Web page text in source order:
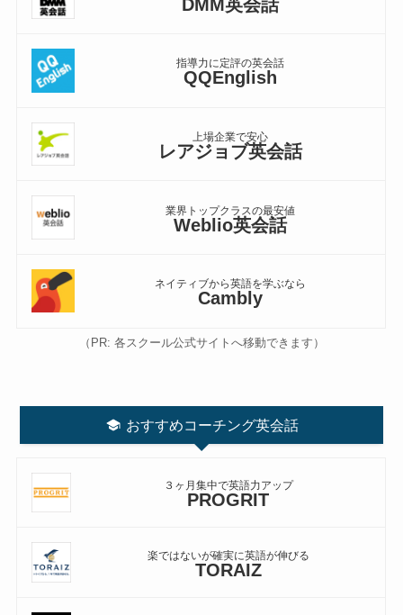
DMM英会話
指導力に定評の英会話
QQEnglish
上場企業で安心
レアジョブ英会話
業界トップクラスの最安値
Weblio英会話
ネイティブから英語を学ぶなら
Cambly
（PR: 各スクール公式サイトへ移動できます）
おすすめコーチング英会話
３ヶ月集中で英語力アップ
PROGRIT
楽ではないが確実に英語が伸びる
TORAIZ